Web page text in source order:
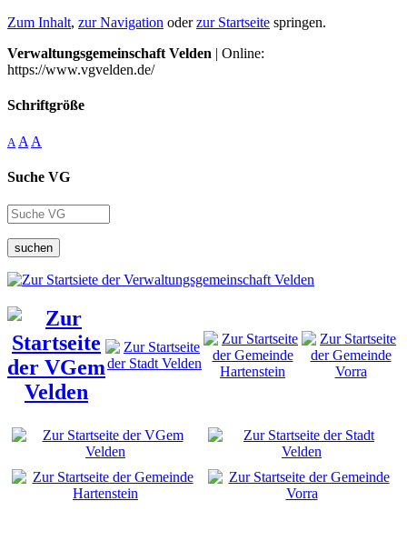
Zum Inhalt, zur Navigation oderzur Startseite springen.
Verwaltungsgemeinschaft Velden | Online:
https://www.vgvelden.de/
Schriftgröße
A A A
Suche VG
suchen